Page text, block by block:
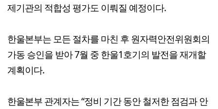
제기관의 적합성 평가도 이뤄질 예정이다.
한울본부는 모든 절차를 마친 후 원자력안전위원회의
가동 승인을 받아 7월 중 한울1호기의 발전을 재개할
계획이다.
한울본부 관계자는 “정비 기간 동안 철저한 점검과 안